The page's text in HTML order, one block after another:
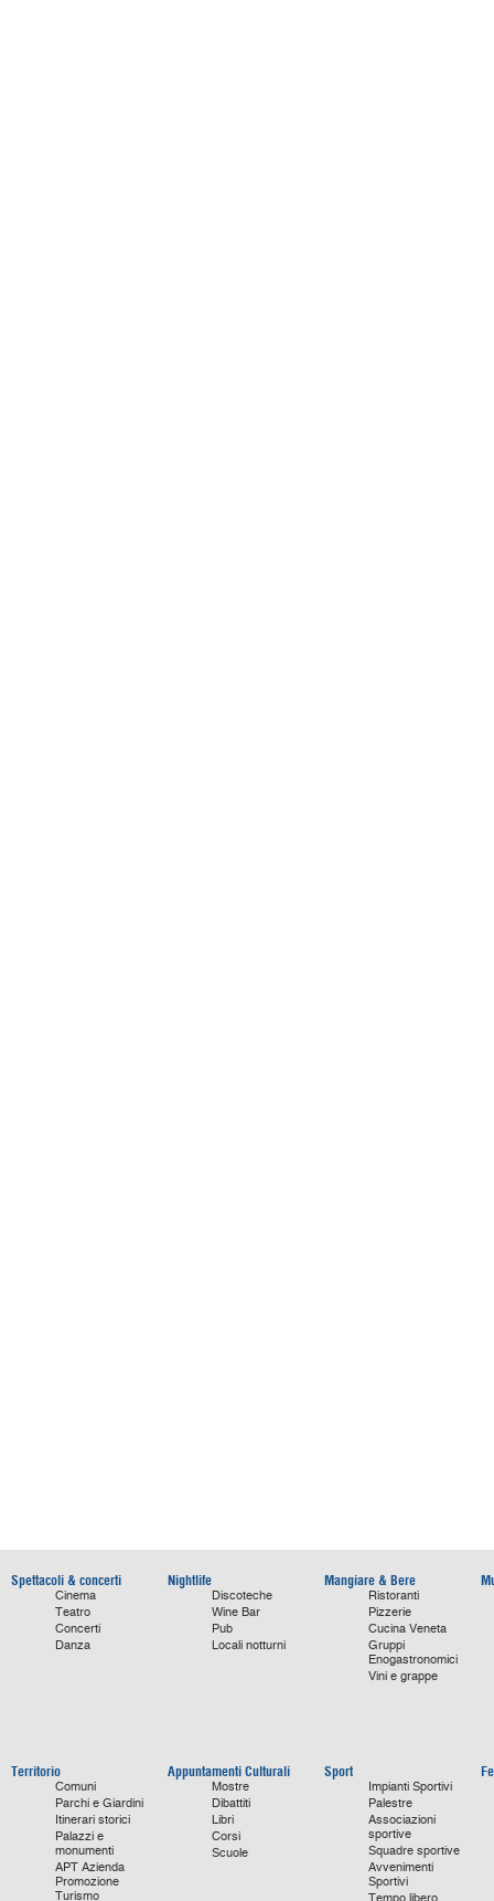
Spettacoli & concerti
Cinema
Teatro
Concerti
Danza
Nightlife
Discoteche
Wine Bar
Pub
Locali notturni
Mangiare & Bere
Ristoranti
Pizzerie
Cucina Veneta
Gruppi
Enogastronomici
Vini e grappe
Territorio
Comuni
Parchi e Giardini
Itinerari storici
Palazzi e
monumenti
APT Azienda
Promozione
Turismo
Appuntamenti Culturali
Mostre
Dibattiti
Libri
Corsi
Scuole
Sport
Impianti Sportivi
Palestre
Associazioni
sportive
Squadre sportive
Avvenimenti
Sportivi